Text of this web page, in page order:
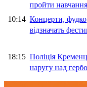
пройти
10:14 Концерти,
відзначать
18:15 Поліція
наругу над